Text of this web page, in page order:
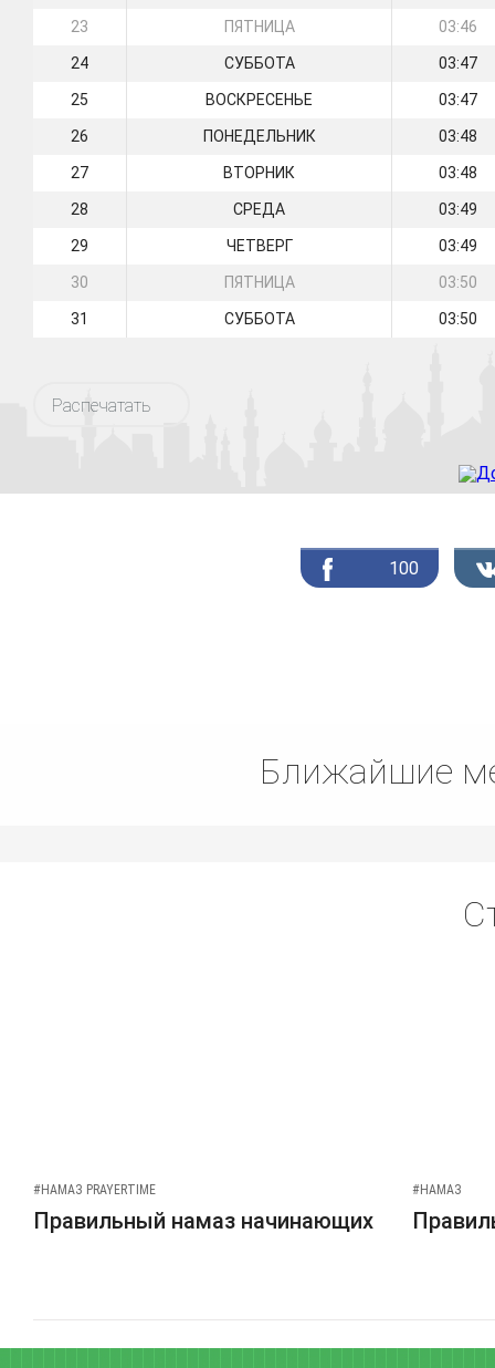
23 ПЯТНИЦА 03:46
24 СУББОТА 03:47
25 ВОСКРЕСЕНЬЕ 03:47
26 ПОНЕДЕЛЬНИК 03:48
27 ВТОРНИК 03:48
28 СРЕДА 03:49
29 ЧЕТВЕРГ 03:49
30 ПЯТНИЦА 03:50
31 СУББОТА 03:50
Распечатать
100
Ближайшие
#НАМАЗ PRAYERTIME
Правильный намаз начинающих
#НАМАЗ